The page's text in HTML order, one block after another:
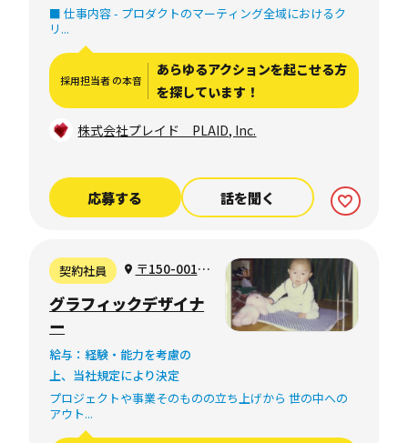
■ 仕事内容 - プロダクトのマーティング全域におけるク
リ...
採用担当者 の本音
あらゆるアクションを起こせる方
を探しています！
株式会社プレイド PLAID, Inc.
応募する 話を聞く
契約社員
〒150-0011
1-14-12 常磐松
グラフィックデザイナ
ー
給与：経験・能力を考慮の
上、当社規定により決定
プロジェクトや事業そのものの立ち上げから 世の中への
アウト...